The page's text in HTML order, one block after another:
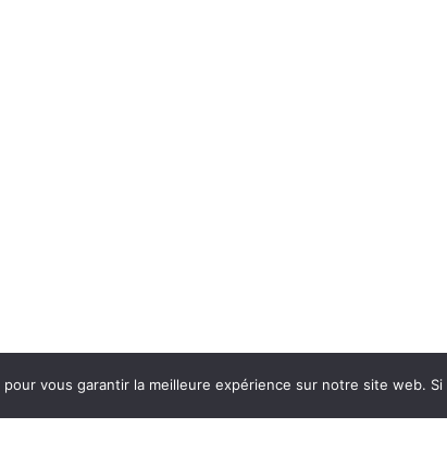
vous garantir la meilleure expérience sur notre site web.